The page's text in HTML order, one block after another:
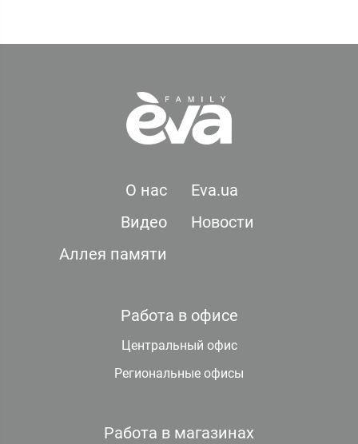
О нас
Eva.ua
Видео
Новости
Аллея памяти
Работа в офисе
Центральный офис
Региональные офисы
Работа в магазинах